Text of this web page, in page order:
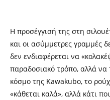
Η προσέγγισή της στη
και οι ασύμμετρες γραμμές
δεν ενδιαφέρεται να
παραδοσιακό τρόπο, αλλά να
κόσμο της Kawakubo, το
«κάθεται καλά», αλλά κάτι